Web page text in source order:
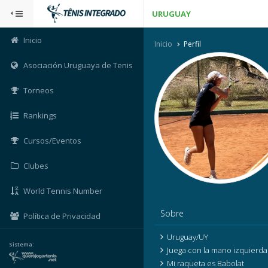
URUGUAY
Inicio
Asociación Uruguaya de Tenis
Torneos
Rankings
Cursos/Eventos
Clubes
World Tennis Number
Política de Privacidad
Sistema:
Inicio Perfil
Sobre
Uruguay/UY
Juega con la mano
Mi raqueta es Babolat